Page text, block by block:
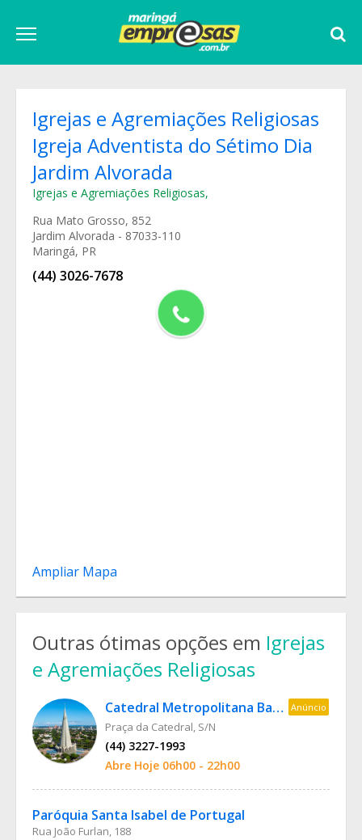
Igrejas e Agremiações Religiosas
Igreja Adventista do Sétimo Dia
Jardim Alvorada
Igrejas e Agremiações Religiosas,
Rua Mato Grosso, 852
Jardim Alvorada - 87033-110
Maringá, PR
(44) 3026-7678
Ampliar Mapa
Outras ótimas opções em Igrejas
e Agremiações Religiosas
Catedral Metropolitana Basílica Menor Nossa Senhora da Glória Anúncio
Praça da Catedral, S/N
(44) 3227-1993
Abre Hoje 06h00 - 22h00
Paróquia Santa Isabel de Portugal
Rua João Furlan, 188